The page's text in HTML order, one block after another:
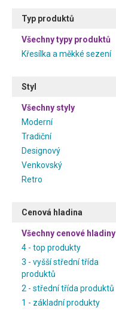
Typ produktů
Všechny typy produktů
Křesílka a měkké sezení
Styl
Všechny styly
Moderní
Tradiční
Designový
Venkovský
Retro
Cenová hladina
Všechny cenové hladiny
4 - top produkty
3 - vyšší střední třída
produktů
2 - střední třída produktů
1 - základní produkty